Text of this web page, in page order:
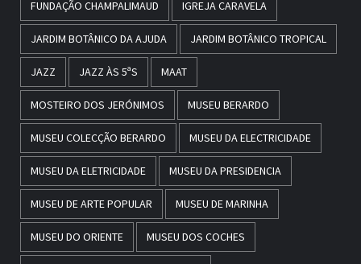
FUNDAÇÃO CHAMPALIMAUD IGREJA CARAVELA
JARDIM BOTÂNICO DA AJUDA JARDIM BOTÂNICO TROPICAL
JAZZ JAZZ ÀS 5ªS MAAT
MOSTEIRO DOS JERÓNIMOS MUSEU BERARDO
MUSEU COLECÇÃO BERARDO MUSEU DA ELECTRICIDADE
MUSEU DA ELETRICIDADE MUSEU DA PRESIDENCIA
MUSEU DE ARTE POPULAR MUSEU DE MARINHA
MUSEU DO ORIENTE MUSEU DOS COCHES